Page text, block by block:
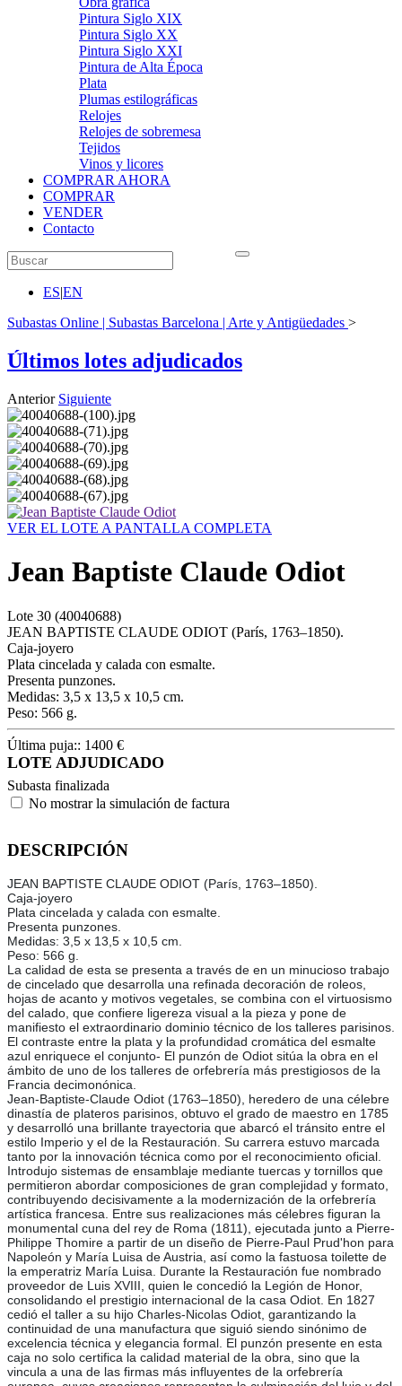
Pintura Siglo XIX
Pintura Siglo XX
Pintura Siglo XXI
Pintura de Alta Época
Plata
Plumas estilográficas
Relojes
Relojes de sobremesa
Tejidos
Vinos y licores
COMPRAR AHORA
COMPRAR
VENDER
Contacto
ES|EN
Subastas Online | Subastas Barcelona | Arte y Antigüedades >
Últimos lotes adjudicados
Anterior Siguiente
VER EL LOTE A PANTALLA COMPLETA
Jean Baptiste Claude Odiot
Lote 30 (40040688)
JEAN BAPTISTE CLAUDE ODIOT (París, 1763–1850).
Caja-joyero
Plata cincelada y calada con esmalte.
Presenta punzones.
Medidas: 3,5 x 13,5 x 10,5 cm.
Peso: 566 g.
Última puja:: 1400 €
LOTE ADJUDICADO
Subasta finalizada
No mostrar la simulación de factura
DESCRIPCIÓN
JEAN BAPTISTE CLAUDE ODIOT (París, 1763–1850).
Caja-joyero
Plata cincelada y calada con esmalte.
Presenta punzones.
Medidas: 3,5 x 13,5 x 10,5 cm.
Peso: 566 g.
La calidad de esta se presenta a través de en un minucioso trabajo
de cincelado que desarrolla una refinada decoración de roleos,
hojas de acanto y motivos vegetales, se combina con el virtuosismo
del calado, que confiere ligereza visual a la pieza y pone de
manifiesto el extraordinario dominio técnico de los talleres parisinos.
El contraste entre la plata y la profundidad cromática del esmalte
azul enriquece el conjunto- El punzón de Odiot sitúa la obra en el
ámbito de uno de los talleres de orfebrería más prestigiosos de la
Francia decimonónica.
Jean-Baptiste-Claude Odiot (1763–1850), heredero de una célebre
dinastía de plateros parisinos, obtuvo el grado de maestro en 1785
y desarrolló una brillante trayectoria que abarcó el tránsito entre el
estilo Imperio y el de la Restauración. Su carrera estuvo marcada
tanto por la innovación técnica como por el reconocimiento oficial.
Introdujo sistemas de ensamblaje mediante tuercas y tornillos que
permitieron abordar composiciones de gran complejidad y formato,
contribuyendo decisivamente a la modernización de la orfebrería
artística francesa. Entre sus realizaciones más célebres figuran la
monumental cuna del rey de Roma (1811), ejecutada junto a Pierre-
Philippe Thomire a partir de un diseño de Pierre-Paul Prud'hon para
Napoleón y María Luisa de Austria, así como la fastuosa toilette de
la emperatriz María Luisa. Durante la Restauración fue nombrado
proveedor de Luis XVIII, quien le concedió la Legión de Honor,
consolidando el prestigio internacional de la casa Odiot. En 1827
cedió el taller a su hijo Charles-Nicolas Odiot, garantizando la
continuidad de una manufactura que siguió siendo sinónimo de
excelencia técnica y elegancia formal. El punzón presente en esta
caja no solo certifica la calidad material de la obra, sino que la
vincula a una de las firmas más influyentes de la orfebrería